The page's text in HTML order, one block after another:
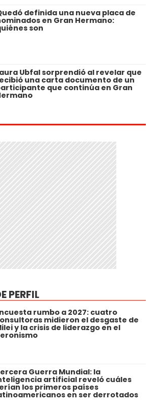
definida una nueva placa de
en Gran Hermano:
son
Ubfal sorprendió al revelar que
una carta documento de un
que continúa en Gran
PERFIL
rumbo a 2027: cuatro
midieron el desgaste de
y la crisis de liderazgo en el
Guerra Mundial: la
artificial reveló cuáles
los primeros países
en ser derrotados